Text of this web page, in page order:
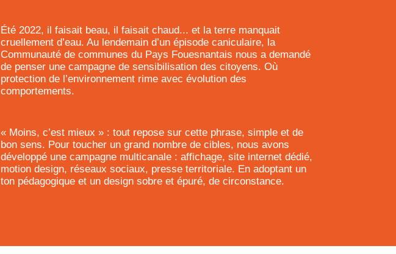
Été 2022, il faisait beau, il faisait chaud... et la terre manquait
cruellement d’eau. Au lendemain d’un épisode caniculaire, la
Communauté de communes du Pays Fouesnantais nous a demandé
de penser une campagne de sensibilisation des citoyens. Où
protection de l’environnement rime avec évolution des
comportements.
« Moins, c’est mieux » : tout repose sur cette phrase, simple et de
bon sens. Pour toucher un grand nombre de cibles, nous avons
développé une campagne multicanale : affichage, site internet dédié,
motion design, réseaux sociaux, presse territoriale. En adoptant un
ton pédagogique et un design sobre et épuré, de circonstance.